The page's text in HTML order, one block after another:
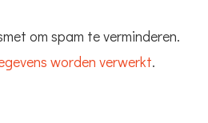
om spam te verminderen.
worden verwerkt.